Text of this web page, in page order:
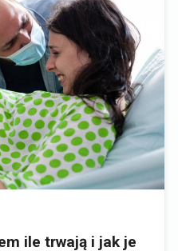
ile trwają i jak je